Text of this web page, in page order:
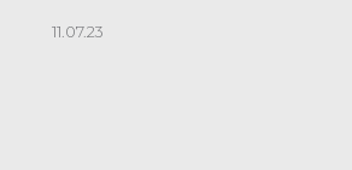
11.07.23